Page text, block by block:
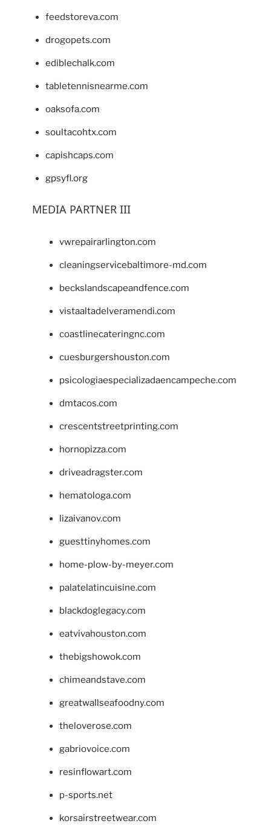
feedstoreva.com
drogopets.com
ediblechalk.com
tabletennisnearme.com
oaksofa.com
soultacohtx.com
capishcaps.com
gpsyfl.org
MEDIA PARTNER III
vwrepairarlington.com
cleaningservicebaltimore-md.com
beckslandscapeandfence.com
vistaaltadelveramendi.com
coastlinecateringnc.com
cuesburgershouston.com
psicologiaespecializadaencampeche.com
dmtacos.com
crescentstreetprinting.com
hornopizza.com
driveadragster.com
hematologa.com
lizaivanov.com
guesttinyhomes.com
home-plow-by-meyer.com
palatelatincuisine.com
blackdoglegacy.com
eatvivahouston.com
thebigshowok.com
chimeandstave.com
greatwallseafoodny.com
theloverose.com
gabriovoice.com
resinflowart.com
p-sports.net
korsairstreetwear.com